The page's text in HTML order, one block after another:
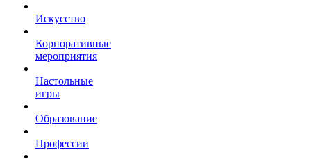
Искусство
Корпоративные
мероприятия
Настольные
игры
Образование
Профессии